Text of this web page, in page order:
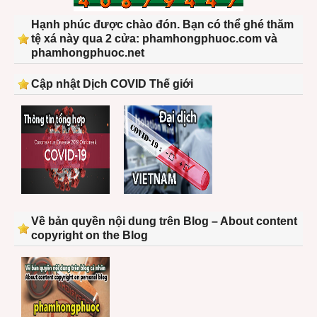
Hạnh phúc được chào đón. Bạn có thể ghé thăm
tệ xá này qua 2 cửa: phamhongphuoc.com và
phamhongphuoc.net
Cập nhật Dịch COVID Thế giới
Về bản quyền nội dung trên Blog – About content
copyright on the Blog